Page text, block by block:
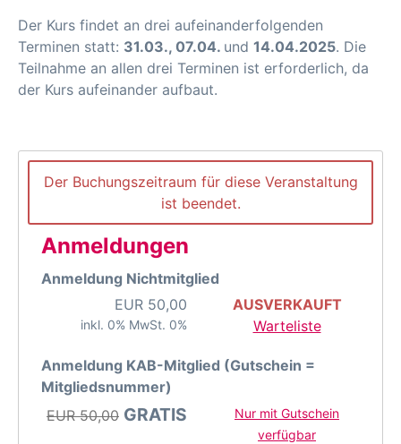
Der Kurs findet an drei aufeinanderfolgenden
Terminen statt: 31.03., 07.04. und 14.04.2025. Die
Teilnahme an allen drei Terminen ist erforderlich, da
der Kurs aufeinander aufbaut.
Der Buchungszeitraum für diese Veranstaltung
ist beendet.
Anmeldungen
Anmeldung Nichtmitglied
EUR 50,00
inkl. 0% MwSt. 0%
AUSVERKAUFT
Warteliste
Anmeldung KAB-Mitglied (Gutschein =
Mitgliedsnummer)
EUR50,00 GRATIS
Nur mit Gutschein
verfügbar